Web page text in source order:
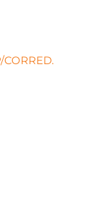
CORRED.